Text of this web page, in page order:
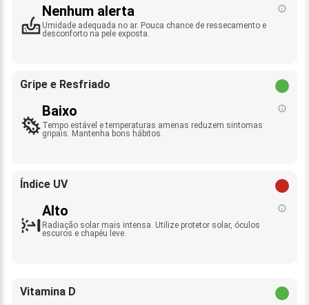
Nenhum alerta
Umidade adequada no ar. Pouca chance de ressecamento e
desconforto na pele exposta.
Gripe e Resfriado
Baixo
Tempo estável e temperaturas amenas reduzem sintomas
gripais. Mantenha bons hábitos.
Índice UV
Alto
Radiação solar mais intensa. Utilize protetor solar, óculos
escuros e chapéu leve.
Vitamina D